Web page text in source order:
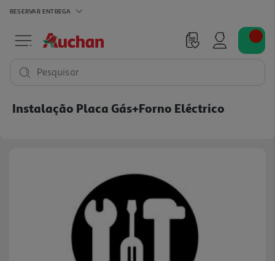
RESERVAR ENTREGA
Pesquisar
Instalação Placa Gás+forno Eléctrico